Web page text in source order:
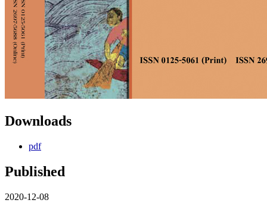
Downloads
pdf
Published
2020-12-08